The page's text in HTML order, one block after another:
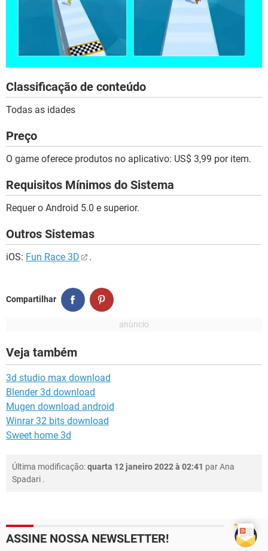
Classificação de conteúdo
Todas as idades
Preço
O game oferece produtos no aplicativo: US$ 3,99 por item.
Requisitos Mínimos do Sistema
Requer o Android 5.0 e superior.
Outros Sistemas
iOS: Fun Race 3D .
Compartilhar
Veja também
3d studio max download
Blender 3d download
Mugen download android
Winrar 32 bits download
Sweet home 3d
Última modificação:quarta 12 janeiro 2022 à 02:41 parAna
Spadari .
ASSINE NOSSA NEWSLETTER!